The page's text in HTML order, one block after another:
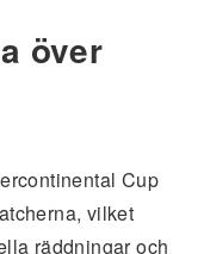
över
Cup
vilket
räddningar och